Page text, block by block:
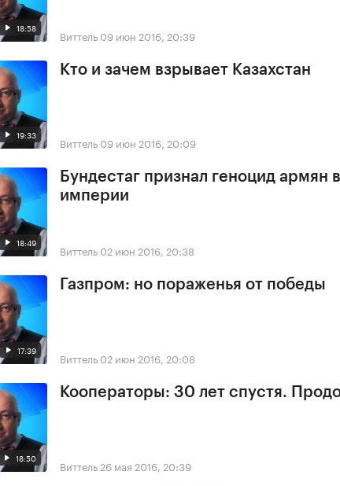
18:58 Виттель 09 июн 2016, 20:39
19:33
Кто и зачем взрывает Казахстан
Виттель 09 июн 2016, 20:09
18:49
Бундестаг признал геноцид армян
империи
Виттель 02 июн 2016, 20:38
17:39
Газпром: но пораженья от победы
Виттель 02 июн 2016, 20:08
18:50
Кооператоры: 30 лет спустя.
Виттель 26 мая 2016, 20:39